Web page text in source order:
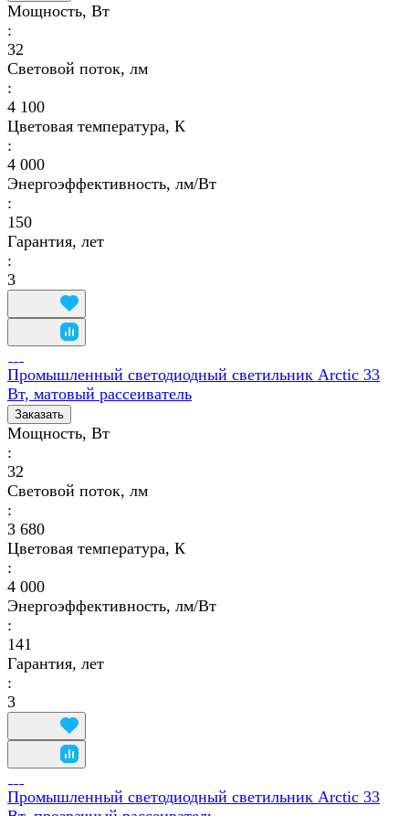
Мощность, Вт
:
32
Световой поток, лм
:
4 100
Цветовая температура, К
:
4 000
Энергоэффективность, лм/Вт
:
150
Гарантия, лет
:
3
Промышленный светодиодный светильник Arctic 33
Вт, матовый рассеиватель
Заказать
Мощность, Вт
:
32
Световой поток, лм
:
3 680
Цветовая температура, К
:
4 000
Энергоэффективность, лм/Вт
:
141
Гарантия, лет
:
3
Промышленный светодиодный светильник Arctic 33